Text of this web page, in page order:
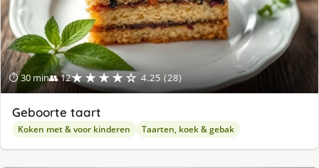
⏱ 30 min👥 12★★★★☆ 4.25 (28)
Geboorte taart
Koken met & voor kinderen Taarten, koek & gebak